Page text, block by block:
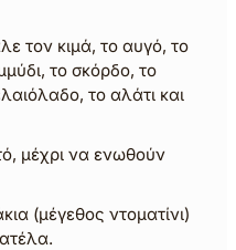
τον κιμά, το αυγό, το
το σκόρδο, το
το αλάτι και
μέχρι να ενωθούν
(μέγεθος ντοματίνι)